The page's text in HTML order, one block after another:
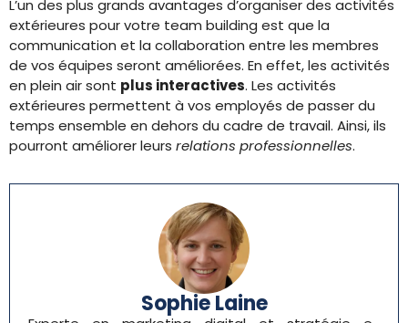
L’un des plus grands avantages d’organiser des activités
extérieures pour votre team building est que la
communication et la collaboration entre les membres
de vos équipes seront améliorées. En effet, les activités
en plein air sont plus interactives. Les activités
extérieures permettent à vos employés de passer du
temps ensemble en dehors du cadre de travail. Ainsi, ils
pourront améliorer leurs relations professionnelles.
Sophie Laine